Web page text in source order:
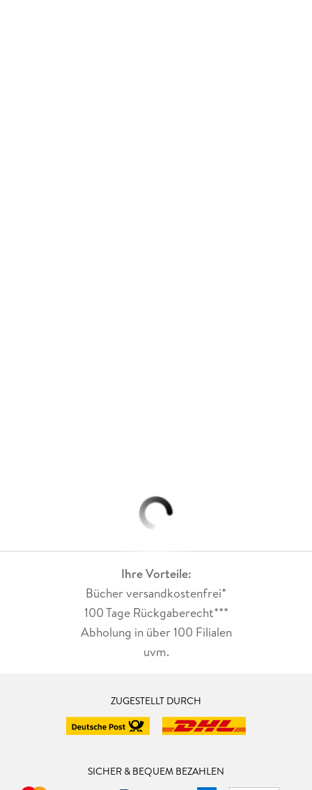
Ihre Vorteile:
Bücher versandkostenfrei*
100 Tage Rückgaberecht***
Abholung in über 100 Filialen
uvm.
ZUGESTELLT DURCH
SICHER & BEQUEM BEZAHLEN